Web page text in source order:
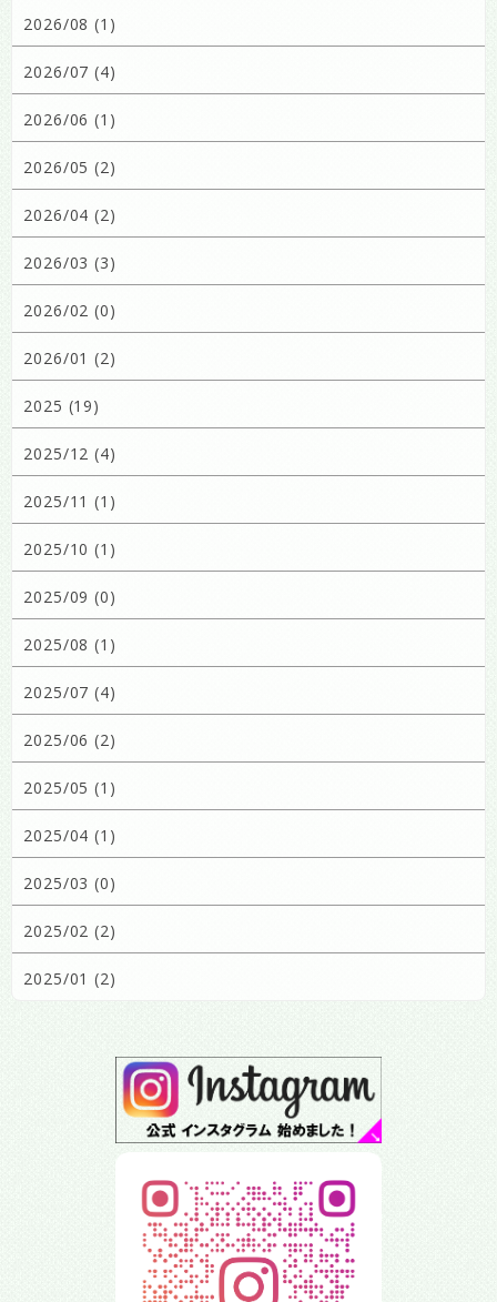
2026/08 (1)
2026/07 (4)
2026/06 (1)
2026/05 (2)
2026/04 (2)
2026/03 (3)
2026/02 (0)
2026/01 (2)
2025 (19)
2025/12 (4)
2025/11 (1)
2025/10 (1)
2025/09 (0)
2025/08 (1)
2025/07 (4)
2025/06 (2)
2025/05 (1)
2025/04 (1)
2025/03 (0)
2025/02 (2)
2025/01 (2)